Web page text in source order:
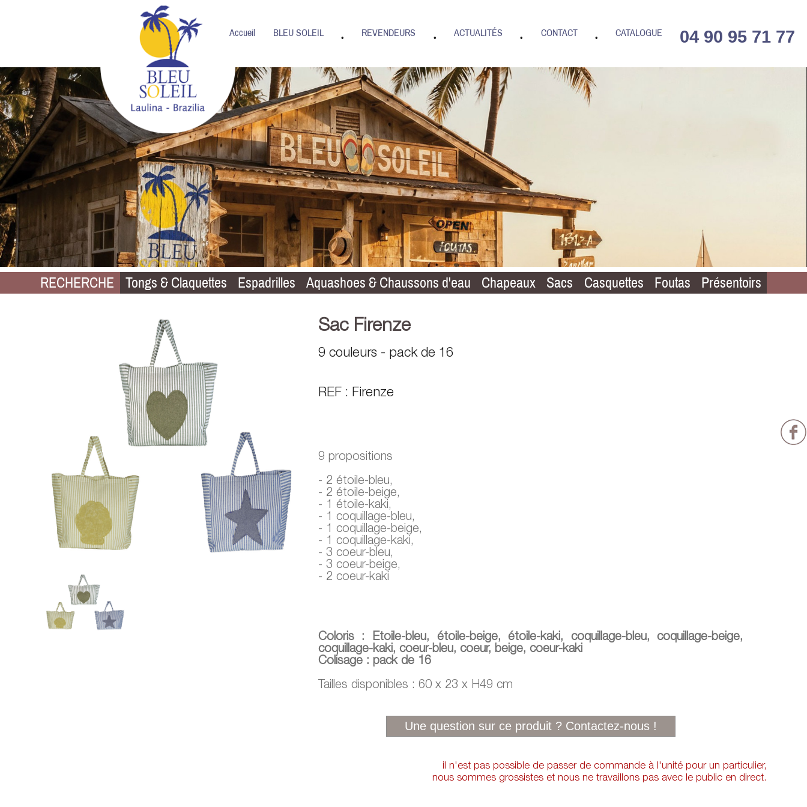
Accueil BLEU SOLEIL
•
REVENDEURS
•
ACTUALITÉS
•
CONTACT
•
CATALOGUE 04 90 95 71 77
RECHERCHE Tongs & Claquettes Espadrilles Aquashoes & Chaussons d'eau Chapeaux Sacs Casquettes Foutas Présentoirs
Sac Firenze
9 couleurs - pack de 16
REF : Firenze
9 propositions
- 2 étoile-bleu,
- 2 étoile-beige,
- 1 étoile-kaki,
- 1 coquillage-bleu,
- 1 coquillage-beige,
- 1 coquillage-kaki,
- 3 coeur-bleu,
- 3 coeur-beige,
- 2 coeur-kaki
Coloris : Etoile-bleu, étoile-beige, étoile-kaki, coquillage-bleu, coquillage-beige,
coquillage-kaki, coeur-bleu, coeur, beige, coeur-kaki
Colisage : pack de 16
Tailles disponibles : 60 x 23 x H49 cm
il n'est pas possible de passer de commande à l'unité pour un particulier,
nous sommes grossistes et nous ne travaillons pas avec le public en direct.